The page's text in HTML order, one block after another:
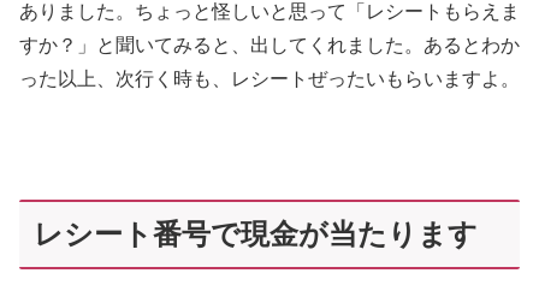
ありました。ちょっと怪しいと思って「レシートもらえま
すか？」と聞いてみると、出してくれました。あるとわか
った以上、次行く時も、レシートぜったいもらいますよ。
レシート番号で現金が当たります